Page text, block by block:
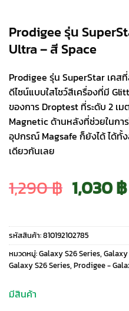
Prodigee รุ่น
Ultra – สี Space
Prodigee รุ่น SuperStar เคส
ดีไซน์แบบใสโชว์สีเครื่องที่มี
ของการ Droptest ที่ระดับ 2 เ
Magnetic ด้านหลังที่ช่วยในก
อุปกรณ์ Magsafe ก็ยังได้ ได้ทั้
เดียวกันเลย
1,290฿ Original
price
was:
1,030฿
รหัสสินค้า:810192102785
หมวดหมู่:Galaxy S26 Series,
Galaxy S26 Series, Prodigee -
มีสินค้า